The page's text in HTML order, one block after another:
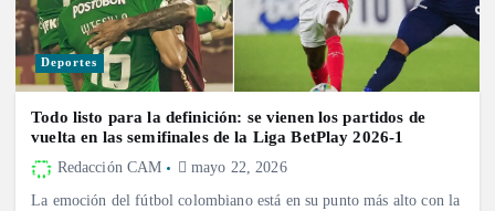
Deportes
Todo listo para la definición: se vienen los partidos de
vuelta en las semifinales de la Liga BetPlay 2026-1
Redacción CAM mayo 22, 2026
La emoción del fútbol colombiano está en su punto más alto con la